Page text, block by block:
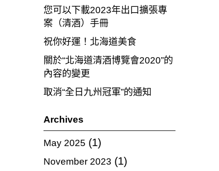
您可以下載2023年出口擴張專
案（清酒）手冊
祝你好運！北海道美食
關於“北海道清酒博覽會2020”的
內容的變更
取消“全日九州冠軍”的通知
Archives
May 2025 (1)
November 2023 (1)